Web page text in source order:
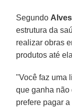
Segundo Alves
estrutura da
realizar obras
produtos até
"Você faz uma
que ganha não
prefere pagar